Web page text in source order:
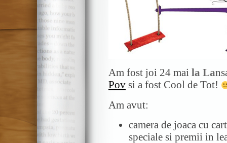
Am fost joi 24 mai la La
Pov si a fost Cool de Tot!
Am avut:
camera de joaca cu
speciale si premii in